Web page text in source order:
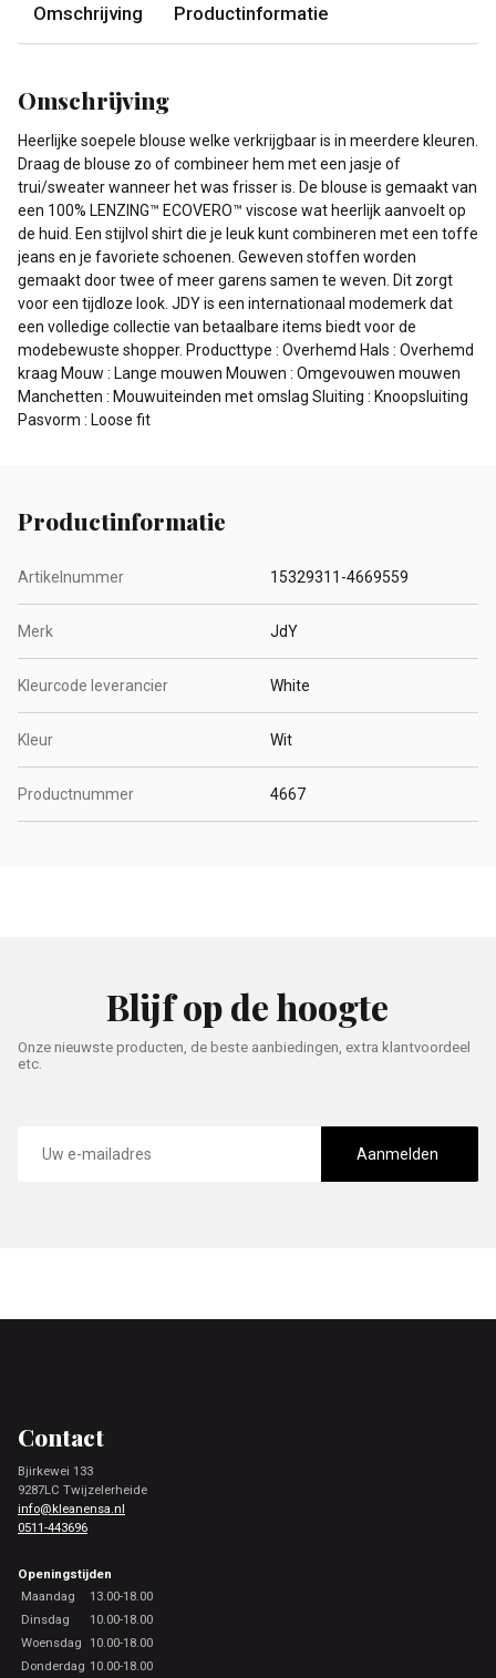
Omschrijving Productinformatie
Omschrijving
Heerlijke soepele blouse welke verkrijgbaar is in meerdere kleuren.
Draag de blouse zo of combineer hem met een jasje of
trui/sweater wanneer het was frisser is. De blouse is gemaakt van
een 100% LENZING™ ECOVERO™ viscose wat heerlijk aanvoelt op
de huid. Een stijlvol shirt die je leuk kunt combineren met een toffe
jeans en je favoriete schoenen. Geweven stoffen worden
gemaakt door twee of meer garens samen te weven. Dit zorgt
voor een tijdloze look. JDY is een internationaal modemerk dat
een volledige collectie van betaalbare items biedt voor de
modebewuste shopper. Producttype : Overhemd Hals : Overhemd
kraag Mouw : Lange mouwen Mouwen : Omgevouwen mouwen
Manchetten : Mouwuiteinden met omslag Sluiting : Knoopsluiting
Pasvorm : Loose fit
Productinformatie
Artikelnummer 15329311-4669559
Merk JdY
Kleurcode leverancier White
Kleur Wit
Productnummer 4667
Blijf op de hoogte
Onze nieuwste producten, de beste aanbiedingen, extra klantvoordeel
etc.
mailadres
Aanmelden
Contact
Bjirkewei 133
9287LC Twijzelerheide
info@kleanensa.nl
0511-443696
Openingstijden
Maandag
13.00-18.00
Dinsdag
10.00-18.00
Woensdag 10.00-18.00
Donderdag 10.00-18.00